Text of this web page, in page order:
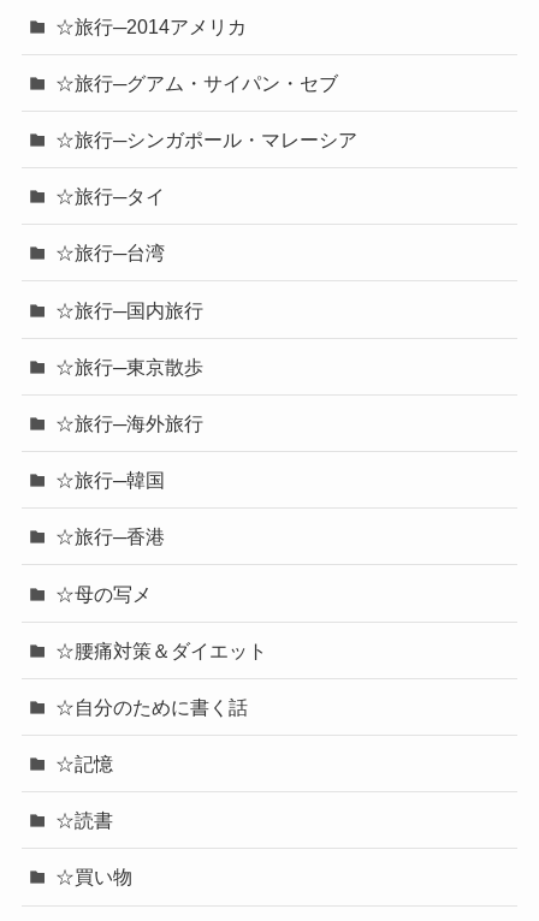
☆旅行─2014アメリカ
☆旅行─グアム・サイパン・セブ
☆旅行─シンガポール・マレーシア
☆旅行─タイ
☆旅行─台湾
☆旅行─国内旅行
☆旅行─東京散歩
☆旅行─海外旅行
☆旅行─韓国
☆旅行─香港
☆母の写メ
☆腰痛対策＆ダイエット
☆自分のために書く話
☆記憶
☆読書
☆買い物